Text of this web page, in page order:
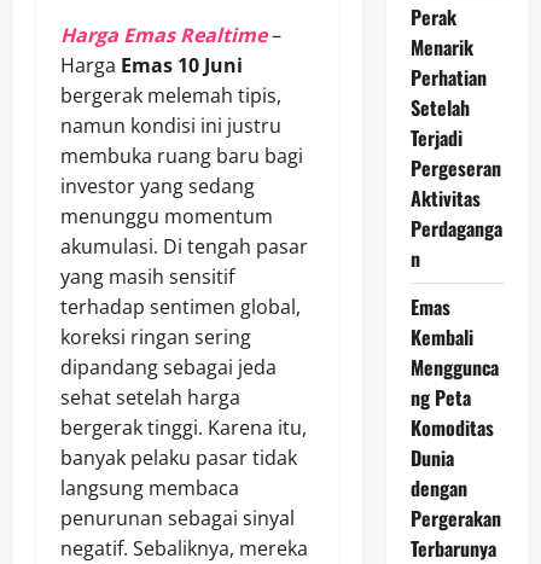
Harga Emas Realtime–
Harga Emas 10 Juni
bergerak melemah tipis,
namun kondisi ini justru
membuka ruang baru bagi
investor yang sedang
menunggu momentum
akumulasi. Di tengah pasar
yang masih sensitif
terhadap sentimen global,
koreksi ringan sering
dipandang sebagai jeda
sehat setelah harga
bergerak tinggi. Karena itu,
banyak pelaku pasar tidak
langsung membaca
penurunan sebagai sinyal
negatif. Sebaliknya, mereka
Perak
Menarik
Perhatian
Setelah
Terjadi
Pergeseran
Aktivitas
Perdaganga
n
Emas
Kembali
Menggunca
ng Peta
Komoditas
Dunia
dengan
Pergerakan
Terbarunya